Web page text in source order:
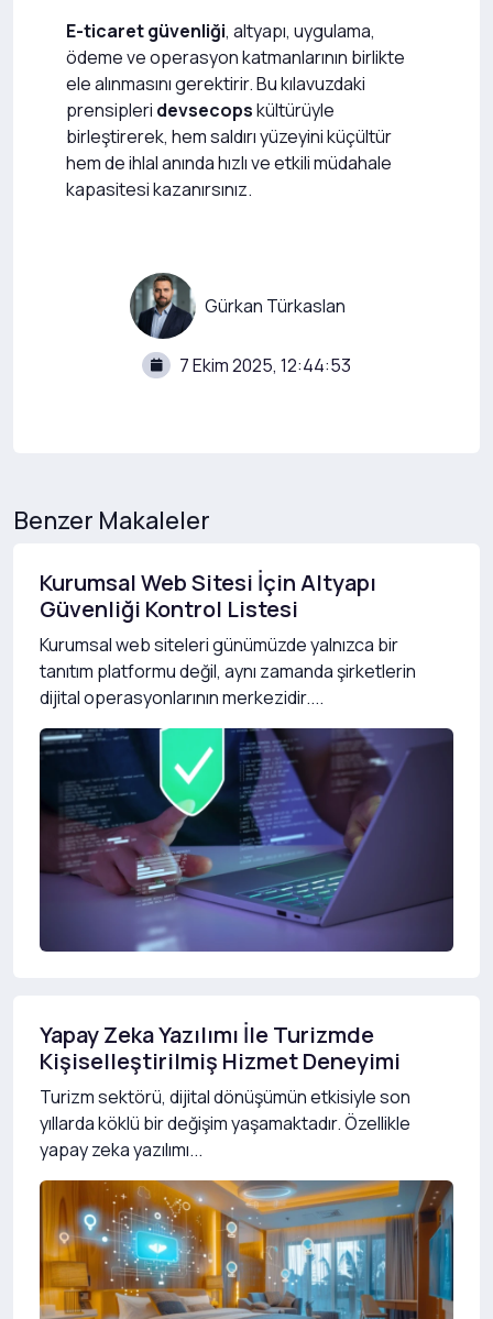
E-ticaret güvenliği, altyapı, uygulama,
ödeme ve operasyon katmanlarının birlikte
ele alınmasını gerektirir. Bu kılavuzdaki
prensipleri devsecopskültürüyle
birleştirerek, hem saldırı yüzeyini küçültür
hem de ihlal anında hızlı ve etkili müdahale
kapasitesi kazanırsınız.
Gürkan Türkaslan
7 Ekim 2025, 12:44:53
Benzer Makaleler
Kurumsal Web Sitesi İçin Altyapı
Güvenliği Kontrol Listesi
Kurumsal web siteleri günümüzde yalnızca bir
tanıtım platformu değil, aynı zamanda şirketlerin
dijital operasyonlarının merkezidir....
Yapay Zeka Yazılımı İle Turizmde
Kişiselleştirilmiş Hizmet Deneyimi
Turizm sektörü, dijital dönüşümün etkisiyle son
yıllarda köklü bir değişim yaşamaktadır. Özellikle
yapay zeka yazılımı...